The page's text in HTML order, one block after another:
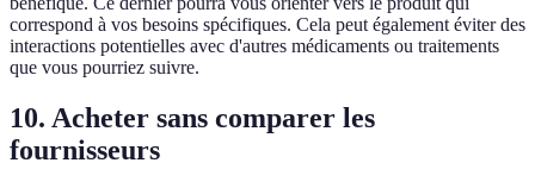
correspond à vos besoins spécifiques. Cela peut également éviter des
interactions potentielles avec d'autres médicaments ou traitements
que vous pourriez suivre.
10. Acheter sans comparer les
fournisseurs